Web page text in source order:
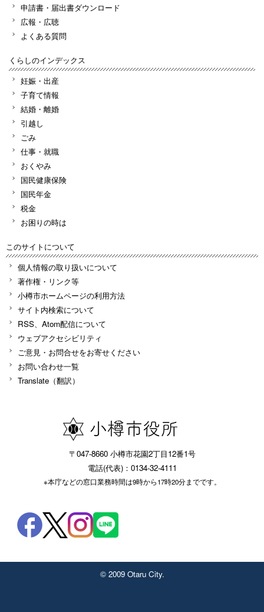
申請書・届出書ダウンロード
広報・広聴
よくある質問
くらしのインデックス
妊娠・出産
子育て情報
結婚・離婚
引越し
ごみ
仕事・就職
おくやみ
国民健康保険
国民年金
税金
お困りの時は
このサイトについて
個人情報の取り扱いについて
著作権・リンク等
小樽市ホームページの利用方法
サイト内検索について
RSS、Atom配信について
ウェブアクセシビリティ
ご意見・お問合せをお寄せください
お問い合わせ一覧
Translate（翻訳）
〒047-8660 小樽市花園2丁目12番1号
電話(代表)：0134-32-4111
※本庁などの窓口業務時間は9時から17時20分までです。
© 2009 Otaru City.